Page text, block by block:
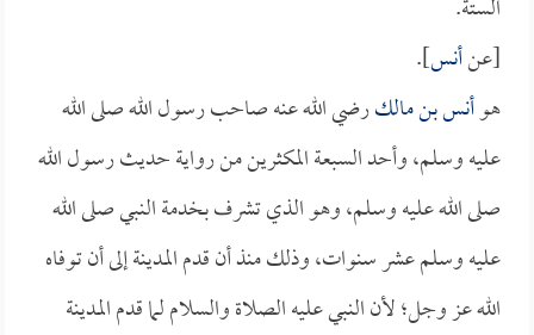
الستة.
[عنأنس].
هوأنس بن مالكرضي الله عنه صاحب رسول الله صلى الله
عليه وسلم، وأحد السبعة المكثرين من رواية حديث رسول الله
صلى الله عليه وسلم، وهو الذي تشرف بخدمة النبي صلى الله
عليه وسلم عشر سنوات، وذلك منذ أن قدم المدينة إلى أن توفاه
الله عز وجل؛ لأن النبي عليه الصلاة والسلام لما قدم المدينة